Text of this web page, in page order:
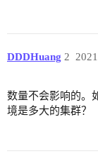
DDDHuang 2
数量不会影响的。
境是多大的集群？